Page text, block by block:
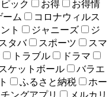
ック お得
お得情
ーム
コロナウィルス
ト ジャニーズ
ジ
スタバ スポーツ
スマ
トラブル
ドラマ
ケットボール
バラエ
ふるさと納税
ホー
ングアプリ
メルカリ